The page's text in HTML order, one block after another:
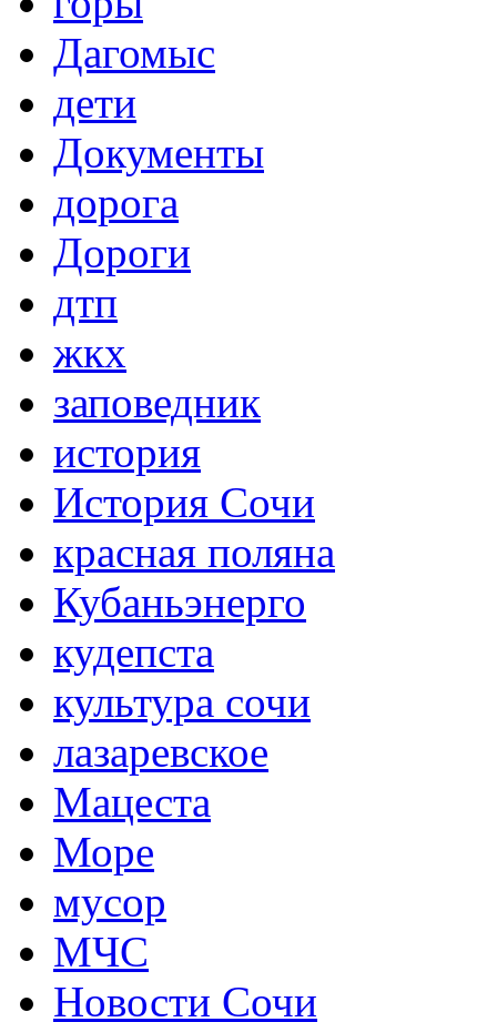
Дагомыс
дети
Документы
дорога
Дороги
дтп
жкх
заповедник
история
История Сочи
красная поляна
Кубаньэнерго
кудепста
культура сочи
лазаревское
Мацеста
Море
мусор
МЧС
Новости Сочи